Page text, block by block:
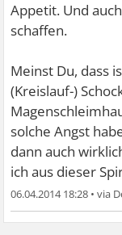
Appetit. Und
schaffen.
Meinst Du, dass
(Kreislauf-)
solche Angst
dann auch
ich aus dieser
06.04.2014 18:28 •